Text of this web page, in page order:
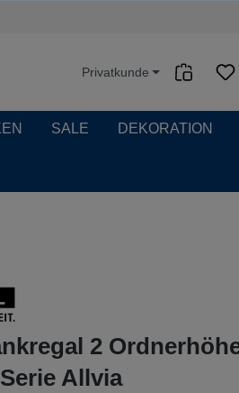
Privatkunde
SALE DEKORATION
2
Allvia